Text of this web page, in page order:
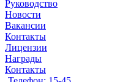
Руководство
Новости
Вакансии
Контакты
Лицензии
Награды
Контакты